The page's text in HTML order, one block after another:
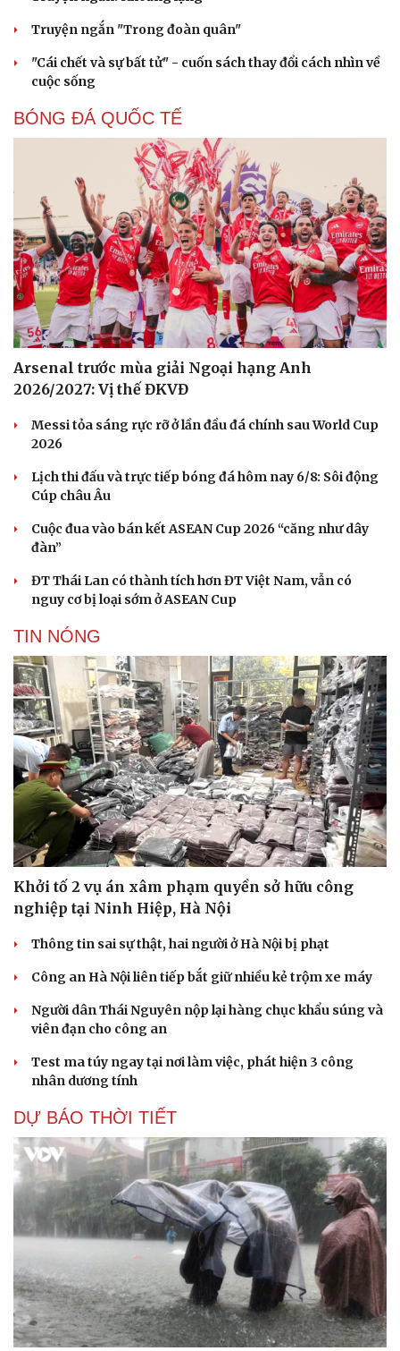
Tư vấn
Săn Tour
check-in
Câu chuyện thời sự
Cửa sổ tình yêu
Kể chuyện cho bé
Truyện ngắn "Trong đoàn quân"
"Cái chết và sự bất tử" - cuốn sách thay đổi cách nhìn về
cuộc sống
BÓNG ĐÁ QUỐC TẾ
Arsenal trước mùa giải Ngoại hạng Anh
2026/2027: Vị thế ĐKVĐ
Messi tỏa sáng rực rỡ ở lần đầu đá chính sau World Cup
2026
Lịch thi đấu và trực tiếp bóng đá hôm nay 6/8: Sôi động
Cúp châu Âu
Cuộc đua vào bán kết ASEAN Cup 2026 “căng như dây
đàn”
ĐT Thái Lan có thành tích hơn ĐT Việt Nam, vẫn có
nguy cơ bị loại sớm ở ASEAN Cup
TIN NÓNG
Khởi tố 2 vụ án xâm phạm quyền sở hữu công
nghiệp tại Ninh Hiệp, Hà Nội
Thông tin sai sự thật, hai người ở Hà Nội bị phạt
Công an Hà Nội liên tiếp bắt giữ nhiều kẻ trộm xe máy
Người dân Thái Nguyên nộp lại hàng chục khẩu súng và
viên đạn cho công an
Test ma túy ngay tại nơi làm việc, phát hiện 3 công
nhân dương tính
DỰ BÁO THỜI TIẾT